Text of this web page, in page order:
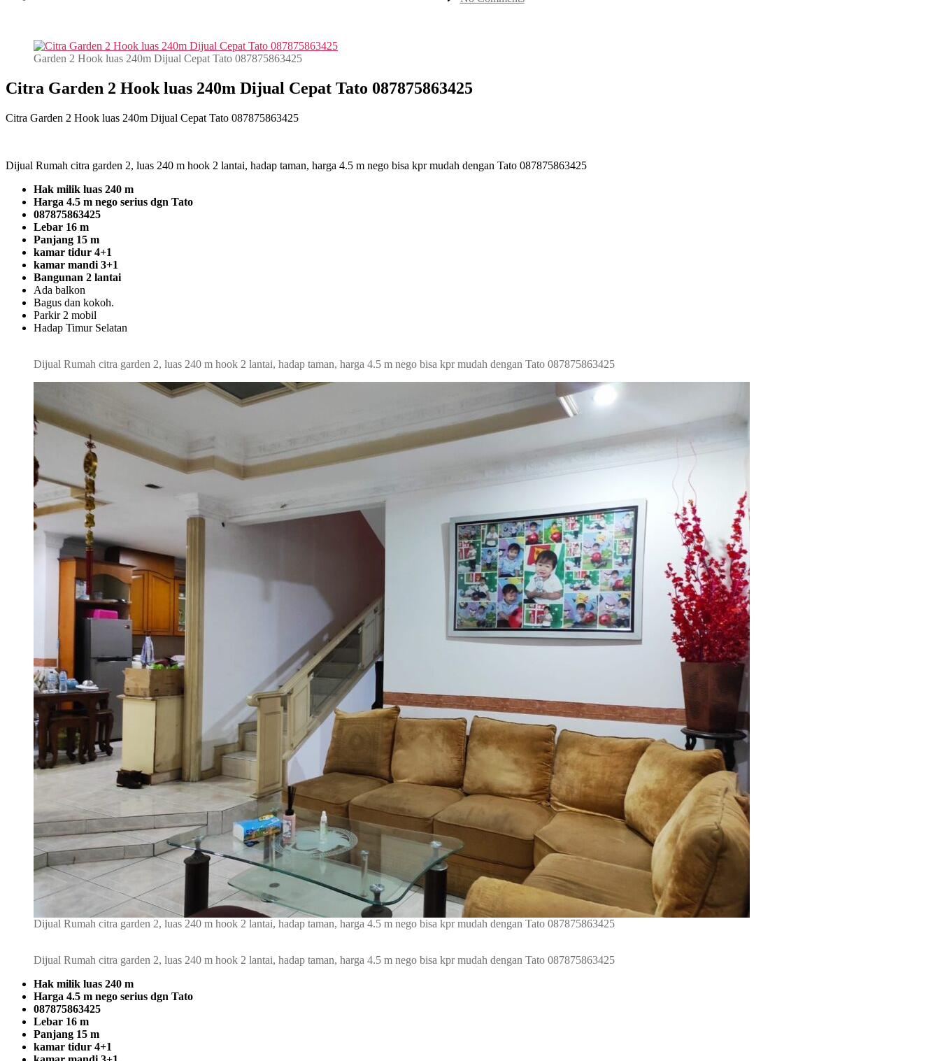
Citra
Garden 2 Hook luas 240m Dijual Cepat Tato 087875863425
Citra Garden 2 Hook luas 240m Dijual Cepat Tato 087875863425
Citra Garden 2 Hook luas 240m Dijual Cepat Tato 087875863425
Dijual Rumah citra garden 2, luas 240 m hook 2 lantai, hadap taman, harga 4.5 m nego bisa kpr mudah dengan Tato 087875863425
Hak milik luas 240 m
Harga 4.5 m nego serius dgn Tato
087875863425
Lebar 16 m
Panjang 15 m
kamar tidur 4+1
kamar mandi 3+1
Bangunan 2 lantai
Ada balkon
Bagus dan kokoh.
Parkir 2 mobil
Hadap Timur Selatan
Dijual Rumah citra garden 2, luas 240 m hook 2 lantai, hadap taman, harga 4.5 m nego bisa kpr mudah dengan Tato 087875863425
Dijual Rumah citra garden 2, luas 240 m hook 2 lantai, hadap taman, harga 4.5 m nego bisa kpr mudah dengan Tato 087875863425
Dijual Rumah citra garden 2, luas 240 m hook 2 lantai, hadap taman, harga 4.5 m nego bisa kpr mudah dengan Tato 087875863425
Hak milik luas 240 m
Harga 4.5 m nego serius dgn Tato
087875863425
Lebar 16 m
Panjang 15 m
kamar tidur 4+1